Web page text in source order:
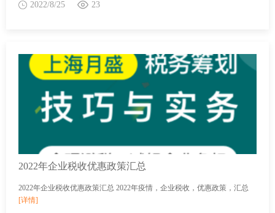
2022/8/25 23
2022年企业税收优惠政策汇总
2022年企业税收优惠政策汇总 2022年疫情，企业税收，优惠政策，汇总
[详情]